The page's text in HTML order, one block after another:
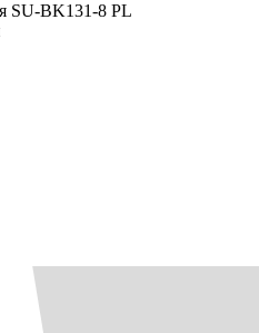
SU-BK131-8 PL